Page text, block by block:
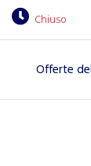
Chiuso
Offerte